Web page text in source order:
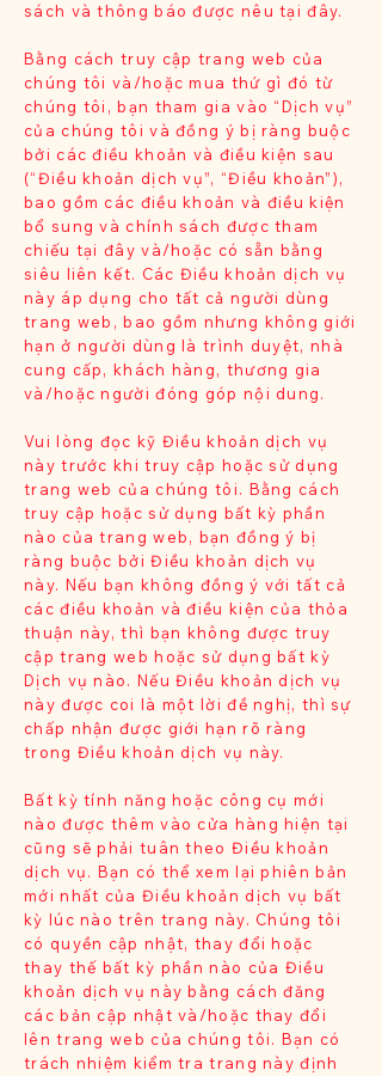
sách và thông báo được nêu tại đây.
Bằng cách truy cập trang web của
chúng tôi và/hoặc mua thứ gì đó từ
chúng tôi, bạn tham gia vào “Dịch vụ”
của chúng tôi và đồng ý bị ràng buộc
bởi các điều khoản và điều kiện sau
(“Điều khoản dịch vụ”, “Điều khoản”),
bao gồm các điều khoản và điều kiện
bổ sung và chính sách được tham
chiếu tại đây và/hoặc có sẵn bằng
siêu liên kết. Các Điều khoản dịch vụ
này áp dụng cho tất cả người dùng
trang web, bao gồm nhưng không giới
hạn ở người dùng là trình duyệt, nhà
cung cấp, khách hàng, thương gia
và/hoặc người đóng góp nội dung.
Vui lòng đọc kỹ Điều khoản dịch vụ
này trước khi truy cập hoặc sử dụng
trang web của chúng tôi. Bằng cách
truy cập hoặc sử dụng bất kỳ phần
nào của trang web, bạn đồng ý bị
ràng buộc bởi Điều khoản dịch vụ
này. Nếu bạn không đồng ý với tất cả
các điều khoản và điều kiện của thỏa
thuận này, thì bạn không được truy
cập trang web hoặc sử dụng bất kỳ
Dịch vụ nào. Nếu Điều khoản dịch vụ
này được coi là một lời đề nghị, thì sự
chấp nhận được giới hạn rõ ràng
trong Điều khoản dịch vụ này.
Bất kỳ tính năng hoặc công cụ mới
nào được thêm vào cửa hàng hiện tại
cũng sẽ phải tuân theo Điều khoản
dịch vụ. Bạn có thể xem lại phiên bản
mới nhất của Điều khoản dịch vụ bất
kỳ lúc nào trên trang này. Chúng tôi
có quyền cập nhật, thay đổi hoặc
thay thế bất kỳ phần nào của Điều
khoản dịch vụ này bằng cách đăng
các bản cập nhật và/hoặc thay đổi
lên trang web của chúng tôi. Bạn có
trách nhiệm kiểm tra trang này định